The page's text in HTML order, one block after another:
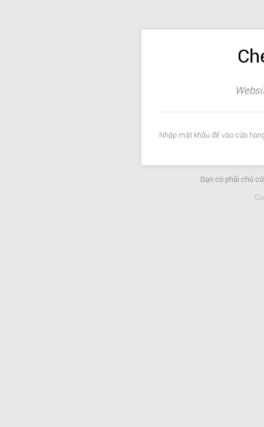
Nhập mật khẩu để vào cửa
Bạn có phải chủ